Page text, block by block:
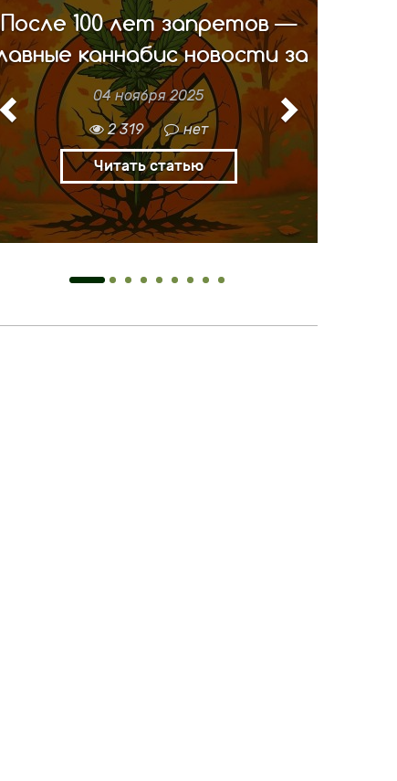
Рудералис. Дикорастущая
конопля
13 марта 2025
4 000
1
Читать статью